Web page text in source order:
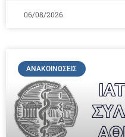
06/08/2026
ΑΝΑΚΟΙΝΏΣΕΙΣ